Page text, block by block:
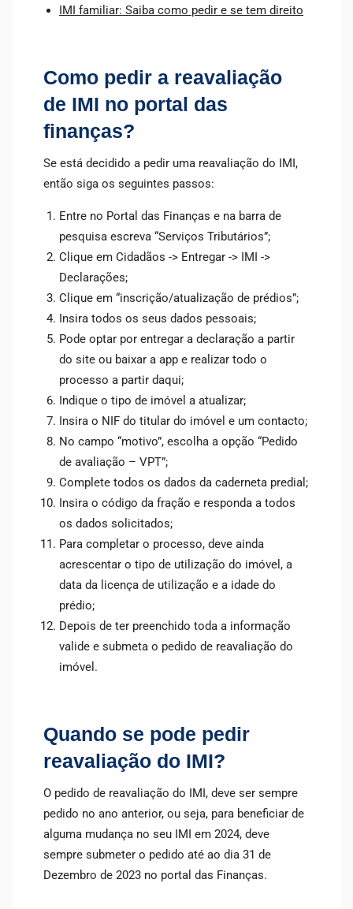
IMI familiar: Saiba como pedir e se tem direito
Como pedir a reavaliação
de IMI no portal das
finanças?
Se está decidido a pedir uma reavaliação do IMI,
então siga os seguintes passos:
Entre no Portal das Finanças e na barra de
pesquisa escreva “Serviços Tributários”;
Clique em Cidadãos -> Entregar -> IMI ->
Declarações;
Clique em “inscrição/atualização de prédios”;
Insira todos os seus dados pessoais;
Pode optar por entregar a declaração a partir
do site ou baixar a app e realizar todo o
processo a partir daqui;
Indique o tipo de imóvel a atualizar;
Insira o NIF do titular do imóvel e um contacto;
No campo “motivo”, escolha a opção “Pedido
de avaliação – VPT”;
Complete todos os dados da caderneta predial;
Insira o código da fração e responda a todos
os dados solicitados;
Para completar o processo, deve ainda
acrescentar o tipo de utilização do imóvel, a
data da licença de utilização e a idade do
prédio;
Depois de ter preenchido toda a informação
valide e submeta o pedido de reavaliação do
imóvel.
Quando se pode pedir
reavaliação do IMI?
O pedido de reavaliação do IMI, deve ser sempre
pedido no ano anterior, ou seja, para beneficiar de
alguma mudança no seu IMI em 2024, deve
sempre submeter o pedido até ao dia 31 de
Dezembro de 2023 no portal das Finanças.